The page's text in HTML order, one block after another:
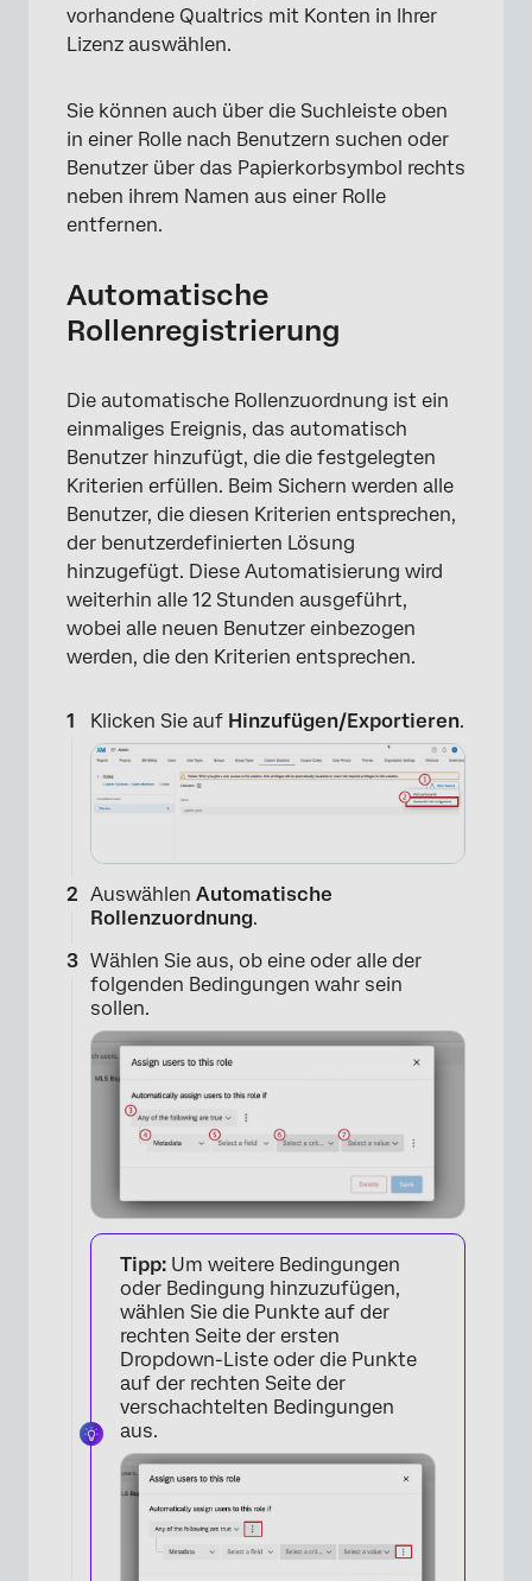
vorhandene Qualtrics mit Konten in Ihrer
Lizenz auswählen.
Sie können auch über die Suchleiste oben
in einer Rolle nach Benutzern suchen oder
Benutzer über das Papierkorbsymbol rechts
neben ihrem Namen aus einer Rolle
entfernen.
Automatische
Rollenregistrierung
Die automatische Rollenzuordnung ist ein
einmaliges Ereignis, das automatisch
Benutzer hinzufügt, die die festgelegten
Kriterien erfüllen. Beim Sichern werden alle
Benutzer, die diesen Kriterien entsprechen,
der benutzerdefinierten Lösung
hinzugefügt. Diese Automatisierung wird
weiterhin alle 12 Stunden ausgeführt,
wobei alle neuen Benutzer einbezogen
werden, die den Kriterien entsprechen.
Klicken Sie auf Hinzufügen/Exportieren.
Auswählen Automatische
Rollenzuordnung.
Wählen Sie aus, ob eine oder alle der
folgenden Bedingungen wahr sein
sollen.
Tipp: Um weitere Bedingungen
oder Bedingung hinzuzufügen,
wählen Sie die Punkte auf der
rechten Seite der ersten
Dropdown-Liste oder die Punkte
auf der rechten Seite der
verschachtelten Bedingungen
aus.